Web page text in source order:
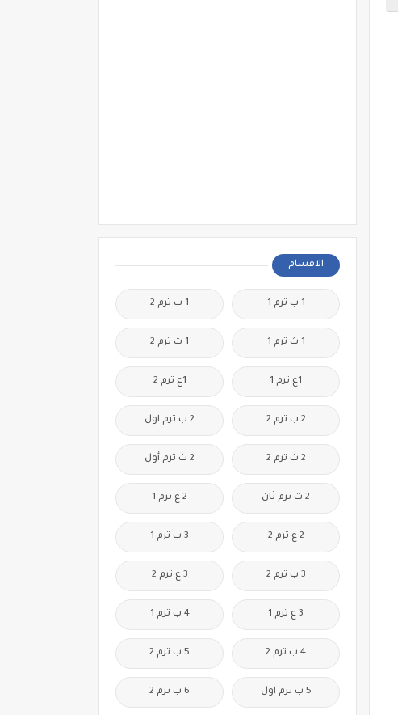
الاقسام
1 ب ترم 1 1 ب ترم 2
1 ث ترم 1 1 ث ترم 2
1ع ترم 1 1ع ترم 2
2 ب ترم 2 2 ب ترم اول
2 ث ترم 2 2 ث ترم أول
2 ث ترم ثان 2 ع ترم 1
2 ع ترم 2 3 ب ترم 1
3 ب ترم 2 3 ع ترم 2
3 ع ترم 1 4 ب ترم 1
4 ب ترم 2 5 ب ترم 2
5 ب ترم اول 6 ب ترم 2